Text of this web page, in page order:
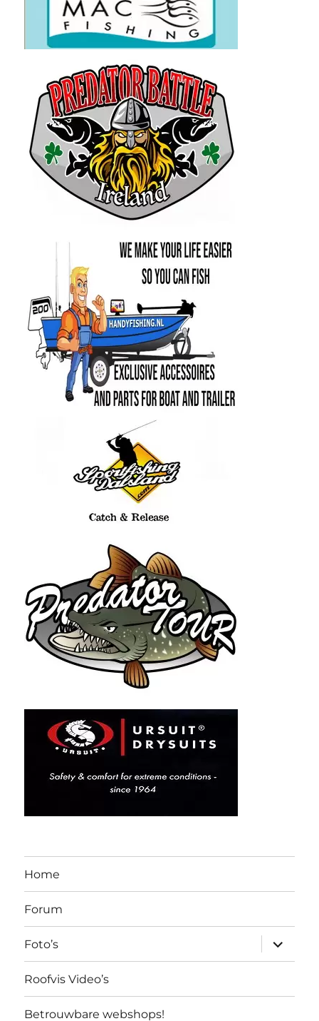
Home
Forum
Foto’s
Roofvis Video’s
Betrouwbare webshops!